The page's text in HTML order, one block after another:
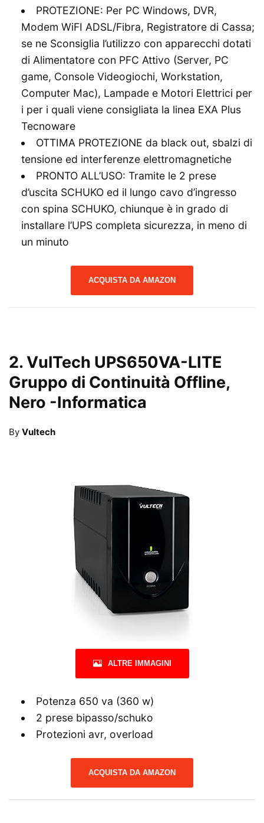
PROTEZIONE: Per PC Windows, DVR,
Modem WiFI ADSL/Fibra, Registratore di Cassa;
se ne Sconsiglia l’utilizzo con apparecchi dotati
di Alimentatore con PFC Attivo (Server, PC
game, Console Videogiochi, Workstation,
Computer Mac), Lampade e Motori Elettrici per
i per i quali viene consigliata la linea EXA Plus
Tecnoware
OTTIMA PROTEZIONE da black out, sbalzi di
tensione ed interferenze elettromagnetiche
PRONTO ALL’USO: Tramite le 2 prese
d’uscita SCHUKO ed il lungo cavo d’ingresso
con spina SCHUKO, chiunque è in grado di
installare l’UPS completa sicurezza, in meno di
un minuto
ACQUISTA DA AMAZON
2.VulTech UPS650VA-LITE
Gruppo di Continuità Offline,
Nero -Informatica
By Vultech
ALTRE IMMAGINI
Potenza 650 va (360 w)
2 prese bipasso/schuko
Protezioni avr, overload
ACQUISTA DA AMAZON